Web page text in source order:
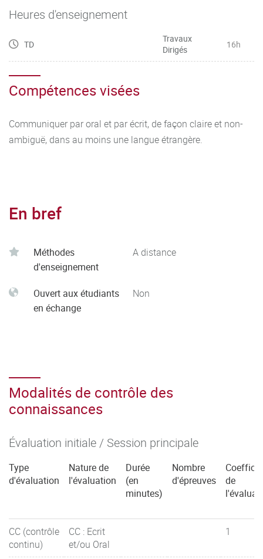
Heures d'enseignement
TD
Travaux
Dirigés
16h
Compétences visées
Communiquer par oral et par écrit, de façon claire et non-
ambiguë, dans au moins une langue étrangère.
En bref
Méthodes
d'enseignement
A distance
Ouvert aux étudiants
en échange
Non
Modalités de contrôle des
connaissances
Évaluation initiale / Session principale
Type
d'évaluation
Nature de
l'évaluation
Durée
(en
minutes)
Nombre
d'épreuves
de
CC (contrôle
continu)
CC : Ecrit
et/ou Oral
1